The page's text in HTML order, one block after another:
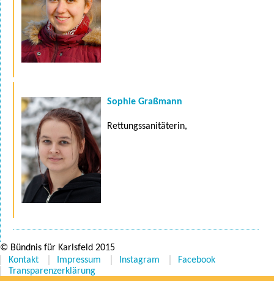
Sophie Graßmann
Rettungssanitäterin,
© Bündnis für Karlsfeld 2015
Kontakt
Impressum Instagram
Facebook
Transparenzerklärung